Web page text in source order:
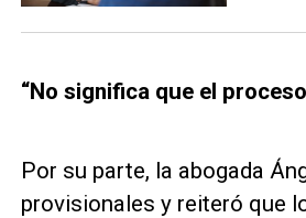
“No significa que el
Por su parte, la abogada
provisionales y reiteró que